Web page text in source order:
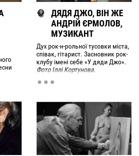
ДЯДЯ ДЖО, ВІН ЖЕ
АНДРІЙ ЄРМОЛОВ,
МУЗИКАНТ
Дух рок-н-рольної тусовки міста,
співак, гітарист. Засновник рок-
клубу імені себе «У дяди Джо».
Фото Іллі Кортунова.